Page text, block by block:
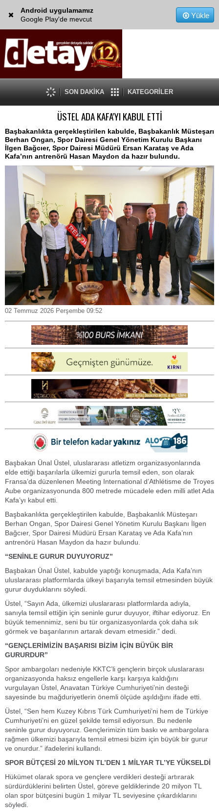
Android uygulamamız
Google Play'de mevcut
Yükle
SON DAKİKA KATEGORİLER
ÜSTEL ADA KAFA'YI KABUL ETTİ
Başbakanlıkta gerçekleştirilen kabulde, Başbakanlık Müsteşarı
Berhan Ongan, Spor Dairesi Genel Yönetim Kurulu Başkanı
İlgen Bağcıer, Spor Dairesi Müdürü Ersan Karataş ve Ada
Kafa’nın antrenörü Hasan Maydon da hazır bulundu.
02 Temmuz 2026 Perşembe 09:52
Başbakan Ünal Üstel, uluslararası atletizm organizasyonlarında
elde ettiği başarılarla ülkemizi gururla temsil eden, son olarak
Fransa’da düzenlenen Meeting International d’Athlétisme de Troyes
Aube organizasyonunda 800 metrede mücadele eden milli atlet Ada
Kafa’yı kabul etti.
Başbakanlıkta gerçekleştirilen kabulde, Başbakanlık Müsteşarı
Berhan Ongan, Spor Dairesi Genel Yönetim Kurulu Başkanı İlgen
Bağcıer, Spor Dairesi Müdürü Ersan Karataş ve Ada Kafa’nın
antrenörü Hasan Maydon da hazır bulundu.
“SENİNLE GURUR DUYUYORUZ”
Başbakan Ünal Üstel, kabulde yaptığı konuşmada, Ada Kafa’nın
uluslararası platformlarda ülkeyi başarıyla temsil etmesinden büyük
gurur duyduklarını söyledi.
Üstel, “Sayın Ada, ülkemizi uluslararası platformlarda adıyla,
sanıyla temsil ettiğin için seninle gurur duyuyor, iftihar ediyoruz. En
büyük temennimiz, seni bu tür organizasyonlarda çok daha sık
görmek ve başarılarının artarak devam etmesidir.” dedi.
“GENÇLERİMİZİN BAŞARISI BİZİM İÇİN BÜYÜK BİR
GURURDUR”
Spor ambargoları nedeniyle KKTC’li gençlerin birçok uluslararası
organizasyonda haksız engellerle karşı karşıya kaldığını
vurgulayan Üstel, Anavatan Türkiye Cumhuriyeti’nin desteği
sayesinde bu mağduriyetlerin önemli ölçüde aşıldığını ifade etti.
Üstel, “Sen hem Kuzey Kıbrıs Türk Cumhuriyeti’ni hem de Türkiye
Cumhuriyeti’ni en güzel şekilde temsil ediyorsun. Bu nedenle
seninle gurur duyuyoruz. Gençlerimizin tüm baskı ve ambargolara
rağmen ülkemizi başarıyla temsil etmesi bizim için büyük bir gurur
ve onurdur.” ifadelerini kullandı.
SPOR BÜTÇESİ 20 MİLYON TL’DEN 1 MİLYAR TL’YE YÜKSELDİ
Hükümet olarak spora ve gençlere verdikleri desteği artırarak
sürdürdüklerini belirten Üstel, göreve geldiklerinde 20 milyon TL
olan spor bütçesini bugün 1 milyar TL seviyesine çıkardıklarını
söyledi.